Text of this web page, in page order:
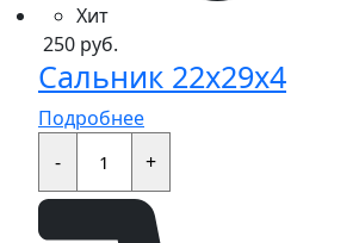
Хит
250 руб.
Сальник 22x29x4
Подробнее
-
Сальник
22x29x4+